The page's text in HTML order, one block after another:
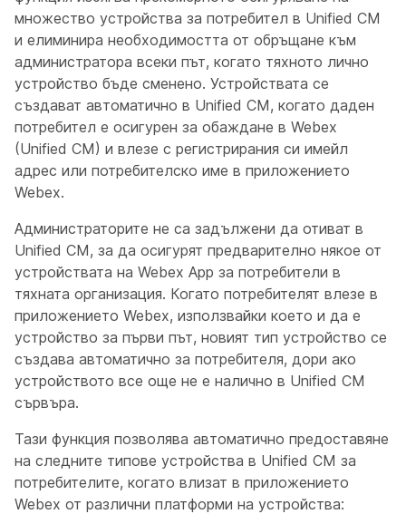
множество устройства за потребител в Unified CM
и елиминира необходимостта от обръщане към
администратора всеки път, когато тяхното лично
устройство бъде сменено. Устройствата се
създават автоматично в Unified CM, когато даден
потребител е осигурен за обаждане в Webex
(Unified CM) и влезе с регистрирания си имейл
адрес или потребителско име в приложението
Webex.
Администраторите не са задължени да отиват в
Unified CM, за да осигурят предварително някое от
устройствата на Webex App за потребители в
тяхната организация. Когато потребителят влезе в
приложението Webex, използвайки което и да е
устройство за първи път, новият тип устройство се
създава автоматично за потребителя, дори ако
устройството все още не е налично в Unified CM
сървъра.
Тази функция позволява автоматично предоставяне
на следните типове устройства в Unified CM за
потребителите, когато влизат в приложението
Webex от различни платформи на устройства: